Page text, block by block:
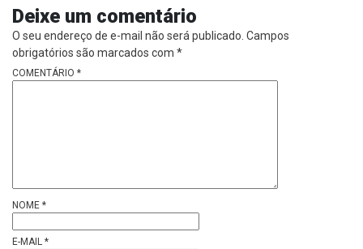
Deixe um comentário
O seu endereço de e-mail não será publicado. Campos
obrigatórios são marcados com *
COMENTÁRIO *
NOME *
E-MAIL *